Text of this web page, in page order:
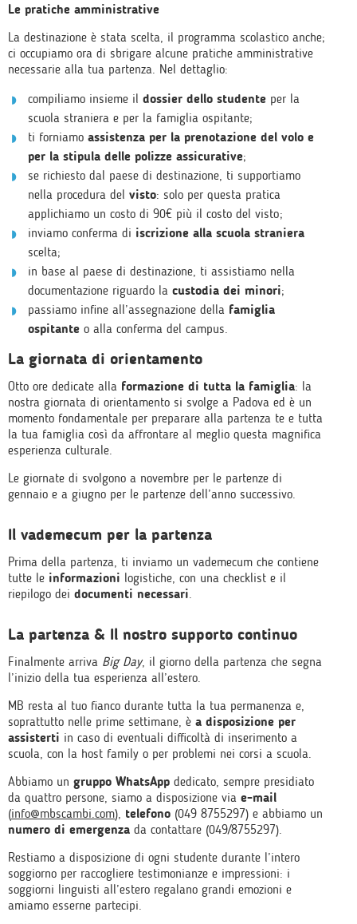
Le pratiche amministrative
La destinazione è stata scelta, il programma scolastico anche;
ci occupiamo ora di sbrigare alcune pratiche amministrative
necessarie alla tua partenza. Nel dettaglio:
compiliamo insieme il dossier dello studente per la
scuola straniera e per la famiglia ospitante;
ti forniamo assistenza per la prenotazione del volo e
per la stipula delle polizze assicurative;
se richiesto dal paese di destinazione, ti supportiamo
nella procedura del visto: solo per questa pratica
applichiamo un costo di 90€ più il costo del visto;
inviamo conferma di iscrizione alla scuola straniera
scelta;
in base al paese di destinazione, ti assistiamo nella
documentazione riguardo la custodia dei minori;
passiamo infine all’assegnazione della famiglia
ospitante o alla conferma del campus.
La giornata di orientamento
Otto ore dedicate alla formazione di tutta la famiglia: la
nostra giornata di orientamento si svolge a Padova ed è un
momento fondamentale per preparare alla partenza te e tutta
la tua famiglia così da affrontare al meglio questa magnifica
esperienza culturale.
Le giornate di svolgono a novembre per le partenze di
gennaio e a giugno per le partenze dell’anno successivo.
Il vademecum per la partenza
Prima della partenza, ti inviamo un vademecum che contiene
tutte le informazioni logistiche, con una checklist e il
riepilogo dei documenti necessari
La partenza & Il nostro supporto continuo
Finalmente arriva Big Day, il giorno della partenza che segna
l’inizio della tua esperienza all’estero.
MB resta al tuo fianco durante tutta la tua permanenza e,
soprattutto nelle prime settimane, è a disposizione per
assisterti in caso di eventuali difficoltà di inserimento a
scuola, con la host family o per problemi nei corsi a scuola.
Abbiamo un gruppo WhatsApp dedicato, sempre presidiato
da quattro persone, siamo a disposizione via e-mail
(info@mbscambi.com), telefono (049 8755297) e abbiamo un
numero di emergenza da contattare (049/8755297).
Restiamo a disposizione di ogni studente durante l’intero
soggiorno per raccogliere testimonianze e impressioni: i
soggiorni linguisti all’estero regalano grandi emozioni e
amiamo esserne partecipi.